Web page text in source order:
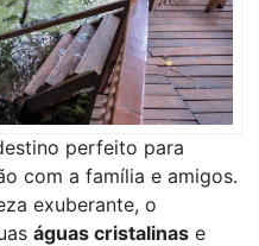
perfeito para
com a família e amigos.
exuberante, o
águas cristalinas e